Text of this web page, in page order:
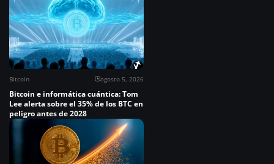
Bitcoin agosto 5, 2026
Bitcoin e informática cuántica: Tom
Lee alerta sobre el 35% de los BTC en
peligro antes de 2028